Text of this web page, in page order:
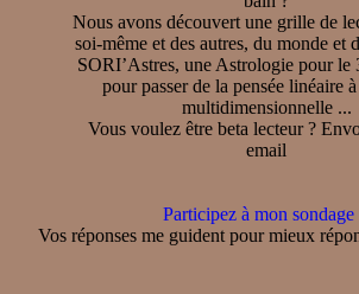
Nous avons découvert une grille de
soi-même et des autres, du monde et
SORI’Astres, une Astrologie pour le
pour passer de la pensée linéaire
multidimensionnelle ...
Vous voulez être beta lecteur ?
email
Participez à mon sondage
Vos réponses me guident pour mieux